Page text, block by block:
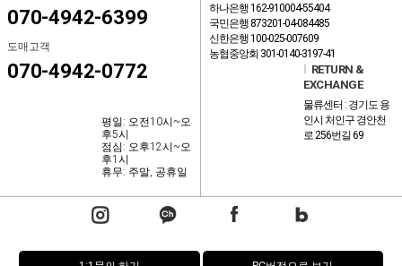
070-4942-6399
도매고객
070-4942-0772
평일: 오전10시~오
후5시
점심: 오후12시~오
후1시
휴무: 주말, 공휴일
하나은행 162-910004-55404
국민은행 873201-04-084485
신한은행 100-025-007609
농협중앙회 301-0140-3197-41
RETURN &
EXCHANGE
물류센터 : 경기도 용
인시 처인구 경안천
로 256번길 69